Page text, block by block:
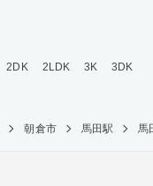
2DK 2LDK 3K
3DK
朝倉市 馬田駅 馬